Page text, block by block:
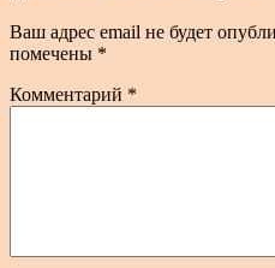
Ваш адрес email не будет
помечены *
Комментарий *